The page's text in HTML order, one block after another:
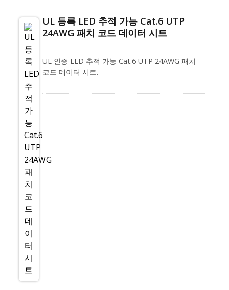
UL 등록 LED 추적 가능 Cat.6 UTP
24AWG 패치 코드 데이터 시트
UL 인증 LED 추적 가능 Cat.6 UTP 24AWG 패치
코드 데이터 시트.